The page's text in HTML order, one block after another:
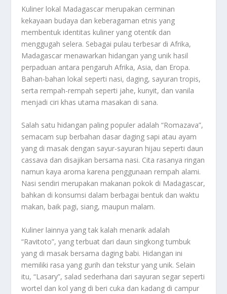
Kuliner lokal Madagascar merupakan cerminan
kekayaan budaya dan keberagaman etnis yang
membentuk identitas kuliner yang otentik dan
menggugah selera. Sebagai pulau terbesar di Afrika,
Madagascar menawarkan hidangan yang unik hasil
perpaduan antara pengaruh Afrika, Asia, dan Eropa.
Bahan-bahan lokal seperti nasi, daging, sayuran tropis,
serta rempah-rempah seperti jahe, kunyit, dan vanila
menjadi ciri khas utama masakan di sana.
Salah satu hidangan paling populer adalah “Romazava”,
semacam sup berbahan dasar daging sapi atau ayam
yang di masak dengan sayur-sayuran hijau seperti daun
cassava dan disajikan bersama nasi. Cita rasanya ringan
namun kaya aroma karena penggunaan rempah alami.
Nasi sendiri merupakan makanan pokok di Madagascar,
bahkan di konsumsi dalam berbagai bentuk dan waktu
makan, baik pagi, siang, maupun malam.
Kuliner lainnya yang tak kalah menarik adalah
“Ravitoto”, yang terbuat dari daun singkong tumbuk
yang di masak bersama daging babi. Hidangan ini
memiliki rasa yang gurih dan tekstur yang unik. Selain
itu, “Lasary”, salad sederhana dari sayuran segar seperti
wortel dan kol yang di beri cuka dan kadang di campur